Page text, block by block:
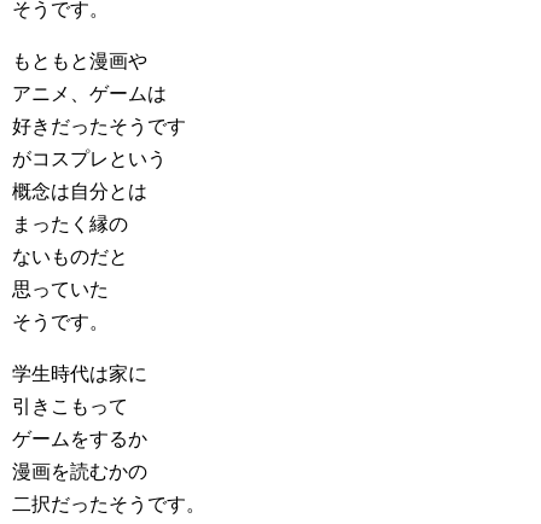
そうです。
もともと漫画や
アニメ、ゲームは
好きだったそうです
がコスプレという
概念は自分とは
まったく縁の
ないものだと
思っていた
そうです。
学生時代は家に
引きこもって
ゲームをするか
漫画を読むかの
二択だったそうです。